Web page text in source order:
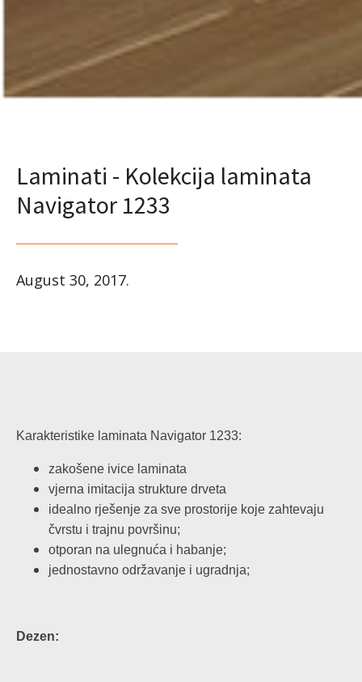
Laminati - Kolekcija laminata
Navigator 1233
August 30, 2017.
Karakteristike laminata Navigator 1233:
zakošene ivice laminata
vjerna imitacija strukture drveta
idealno rješenje za sve prostorije koje zahtevaju
čvrstu i trajnu površinu;
otporan na ulegnuća i habanje;
jednostavno održavanje i ugradnja;
Dezen: